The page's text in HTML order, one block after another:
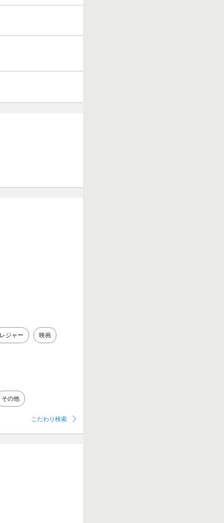
レジャー 映画
その他
こだわり検索